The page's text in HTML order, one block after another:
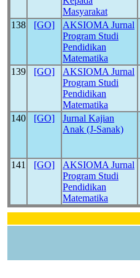
Masyarakat
138 [GO]
AKSIOMA Jurnal
Program Studi
Pendidikan
Matematika
139
[GO]
AKSIOMA Jurnal
Program Studi
Pendidikan
Matematika
140 [GO]
Jurnal Kajian
Anak (J-Sanak)
141
[GO]
AKSIOMA Jurnal
Program Studi
Pendidikan
Matematika